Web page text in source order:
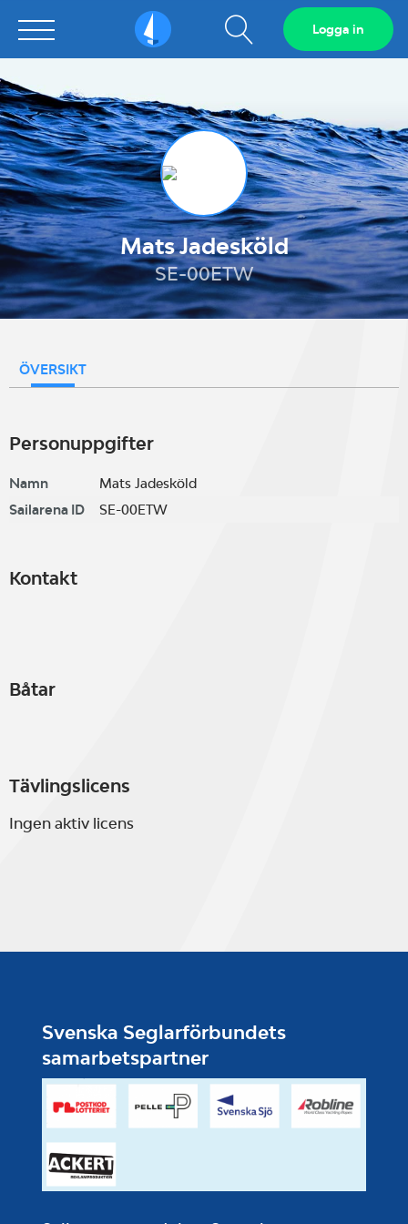
Sailarena Visa
sökfält
Logga in
Mats Jadesköld
SE-00ETW
ÖVERSIKT
Personuppgifter
Namn
Mats Jadesköld
Sailarena ID
SE-00ETW
Kontakt
Båtar
Tävlingslicens
Ingen aktiv licens
Svenska Seglarförbundets
samarbetspartner